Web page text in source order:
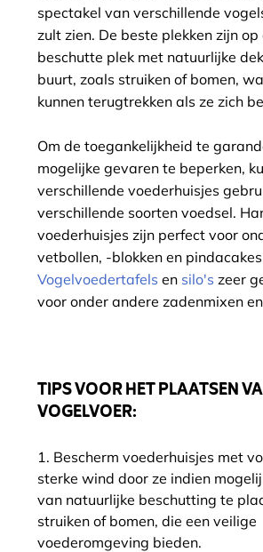
spectakel van verschillende
zult zien. De beste plekken zijn op
beschutte plek met natuurlijke
buurt, zoals struiken of bomen,
kunnen terugtrekken als ze zich
Om de toegankelijkheid te
mogelijke gevaren te beperken,
verschillende voederhuisjes
verschillende soorten voedsel.
voederhuisjes zijn perfect voor
vetbollen, -blokken en
Vogelvoedertafels en silo's zeer
voor onder andere zadenmixen
TIPS VOOR HET PLAATSEN
VOGELVOER:
Bescherm voederhuisjes met
sterke wind door ze indien
van natuurlijke beschutting te
struiken of bomen, die een veilige
voederomgeving bieden.